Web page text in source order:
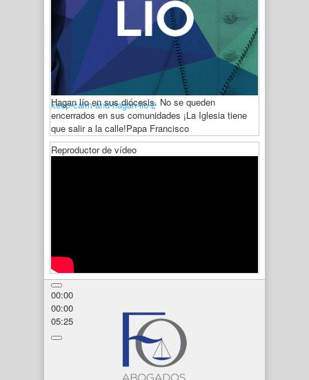
keep-calm-and-hagan-lio-2
Hagan lío en sus diócesis. No se queden
encerrados en sus comunidades ¡La Iglesia tiene
que salir a la calle!Papa Francisco
Reproductor de vídeo
00:00
00:00
05:25